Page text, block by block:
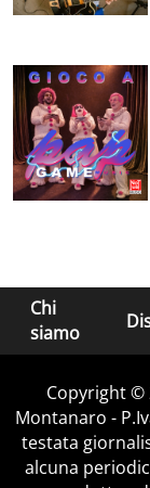
Chi
siamo
Copyright ©
Montanaro -
testata
alcuna